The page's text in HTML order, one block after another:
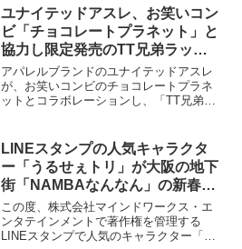
財団 あしながサンタ運営事務局日に
ち：2024年11月3日...
ユナイテッドアスレ、お笑いコン
ビ「チョコレートプラネット」と
協力し限定発売のTT兄弟ラップT
シャツを製作
アパレルブランドのユナイテッドアスレ
が、お笑いコンビのチョコレートプラネ
ットとコラボレーションし、「TT兄弟ラ
曜)10時より先着順販売URL： 価格：
6,000...
LINEスタンプの人気キャラクタ
ー「うるせぇトリ」が大阪の地下
街「NAMBAなんなん」の新春フ
ェアに初参加!
この度、株式会社マインドワークス・エ
ンタテインメントで著作権を管理する
LINEスタンプで人気のキャラクター「う